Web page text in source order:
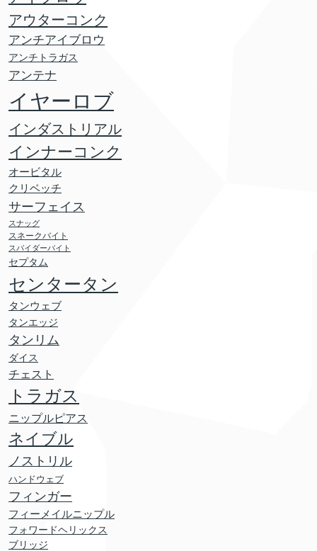
アウターコンク
アンチアイブロウ
アンチトラガス
アンテナ
イヤーロブ
インダストリアル
インナーコンク
オービタル
クリベッチ
サーフェイス
スナッグ
スネークバイト
スパイダーバイト
セプタム
センタータン
タンウェブ
タンエッジ
タンリム
ダイス
チェスト
トラガス
ニップルピアス
ネイブル
ノストリル
ハンドウェブ
フィンガー
フィーメイルニップル
フォワードヘリックス
ブリッジ